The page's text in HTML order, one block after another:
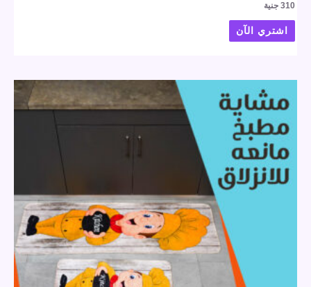
310 جنية
اشتري الآن